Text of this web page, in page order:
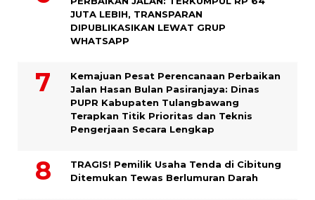
JUTA LEBIH, TRANSPARAN
DIPUBLIKASIKAN LEWAT GRUP
WHATSAPP
Kemajuan Pesat Perencanaan Perbaikan
Jalan Hasan Bulan Pasiranjaya: Dinas
PUPR Kabupaten Tulangbawang
Terapkan Titik Prioritas dan Teknis
Pengerjaan Secara Lengkap
TRAGIS! Pemilik Usaha Tenda di Cibitung
Ditemukan Tewas Berlumuran Darah